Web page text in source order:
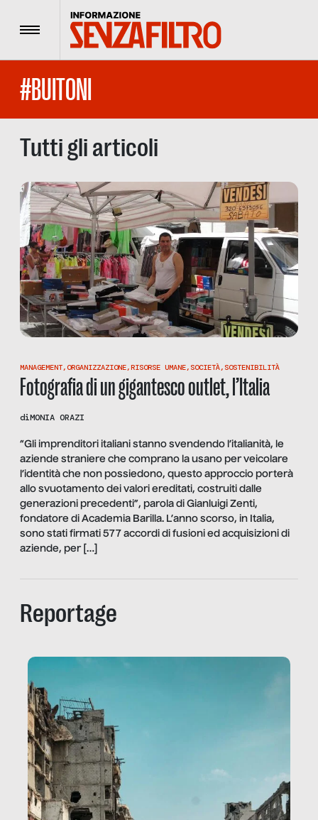
Menu
#BUITONI
Tutti gli articoli
MANAGEMENT,ORGANIZZAZIONE,RISORSE UMANE, SOCIETÀ, SOSTENIBILITÀ
Fotografia di un gigantesco outlet, l’Italia
diMONIA ORAZI
“Gli imprenditori italiani stanno svendendo l’italianità, le
aziende straniere che comprano la usano per veicolare
l’identità che non possiedono, questo approccio porterà
allo svuotamento dei valori ereditati, costruiti dalle
generazioni precedenti”, parola di Gianluigi Zenti,
fondatore di Academia Barilla. L’anno scorso, in Italia,
sono stati firmati 577 accordi di fusioni ed acquisizioni di
aziende, per […]
Reportage